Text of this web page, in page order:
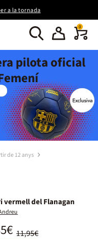
a la tornada
0
pilota oficial
de 12 anys
vermell del Flanagan
11,95€